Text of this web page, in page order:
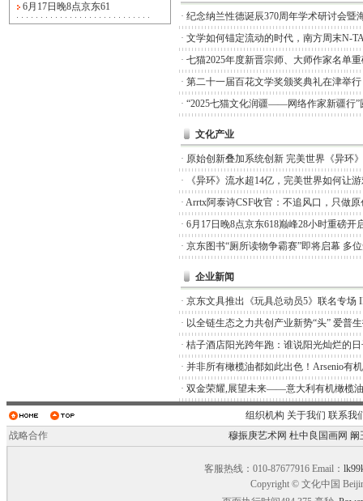
6月17日晚8点京东61
· 纪念纳兰性德诞辰370周年学术研讨会暨
· 文学如何锚定流动的时代，南方周末N-
· 七猫2025年度新晋宗师、大师作家名单
· 第二十一届百花文学奖颁奖典礼在津举行
· “2025七猫文化润疆——网络作家新疆行”
文化产业
· 原始创新叠加系统创新 完美世界《异环
·
《异环》流水超14亿，完美世界如何让游
· Arrtx阿泰诗CSF收官：不追风口，只做原
· 6月17日晚8点京东618巅峰28小时重磅开
· 京东图书“厕所读物争霸赛”即将启幕 多
企业新闻
· 京东文具推出《玩具总动员5》联名专场
· 以全链生态之力共创产业新势“头” 爱普
· 桔子酒店阳光跨年跑：谁说阳光灿烂的
· 并非所有橄榄油都如此出色！Arsenio有
· 双金荣耀,展望未来——意大利有机橄榄
组织机构 关于我们 联系我
战略合作
穆振庚艺术网 杜中良国画网 阚
客服热线：010-87677916 Email：
Copyright © 文化中国